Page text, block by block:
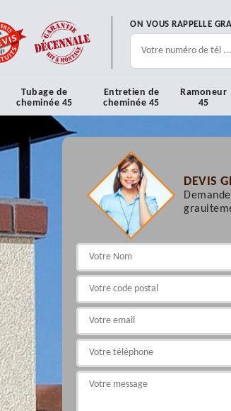
ON VOUS RAPPELLE
Tubage de
cheminée 45
Entretien de
cheminée 45
Ramoneur
45
DEVIS